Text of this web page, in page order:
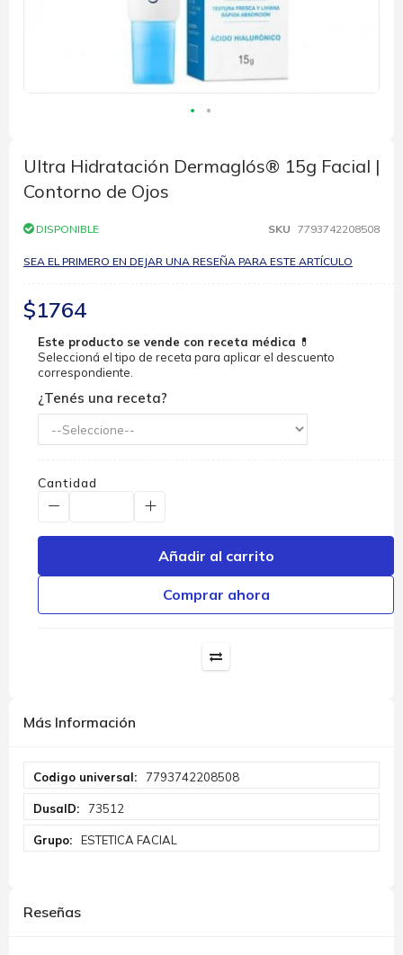
comienzo
de
la
de
imágenes
Ultra Hidratación Dermaglós® 15g Facial |
Contorno de Ojos
DISPONIBLE SKU 7793742208508
SEA EL PRIMERO EN DEJAR UNA RESEÑA PARA ESTE ARTÍCULO
$1764
Este producto se vende con receta médica 💊
Seleccioná el tipo de receta para aplicar el descuento
correspondiente.
¿Tenés una receta?
Cantidad
Añadir al carrito
Comprar ahora
Más Información
Información
7793742208508
73512
ESTETICA FACIAL
Reseñas